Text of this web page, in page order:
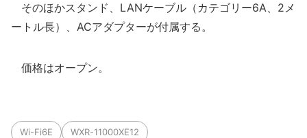
そのほかスタンド、LANケーブル（カテゴリー6A、2メ
ートル長）、ACアダプターが付属する。
価格はオープン。
Wi-Fi6E WXR-11000XE12